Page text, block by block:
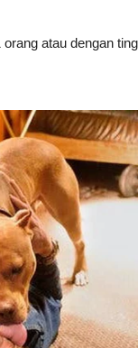
atau dengan